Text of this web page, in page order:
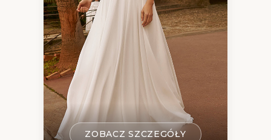
ZOBACZ SZCZEGÓŁY